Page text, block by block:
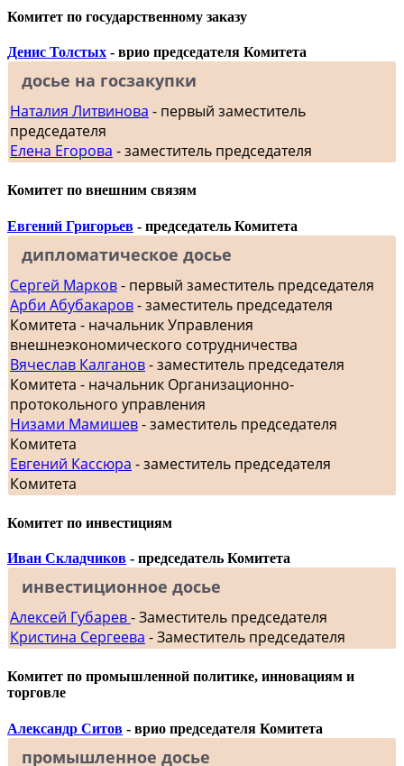
Комитет по государственному заказу
Денис Толстых - врио председателя Комитета
досье на госзакупки
Наталия Литвинова - первый заместитель
председателя
Елена Егорова - заместитель председателя
Комитет по внешним связям
Евгений Григорьев - председатель Комитета
дипломатическое досье
Сергей Марков- первый заместитель председателя
Арби Абубакаров- заместитель председателя
Комитета - начальник Управления
внешнеэкономического сотрудничества
Вячеслав Калганов- заместитель председателя
Комитета - начальник Организационно-
протокольного управления
Низами Мамишев- заместитель председателя
Комитета
Евгений Кассюра - заместитель председателя
Комитета
Комитет по инвестициям
Иван Складчиков - председатель Комитета
инвестиционное досье
Алексей Губарев- Заместитель председателя
Кристина Сергеева - Заместитель председателя
Комитет по промышленной политике, инновациям и
торговле
Александр Ситов - врио председателя Комитета
промышленное досье